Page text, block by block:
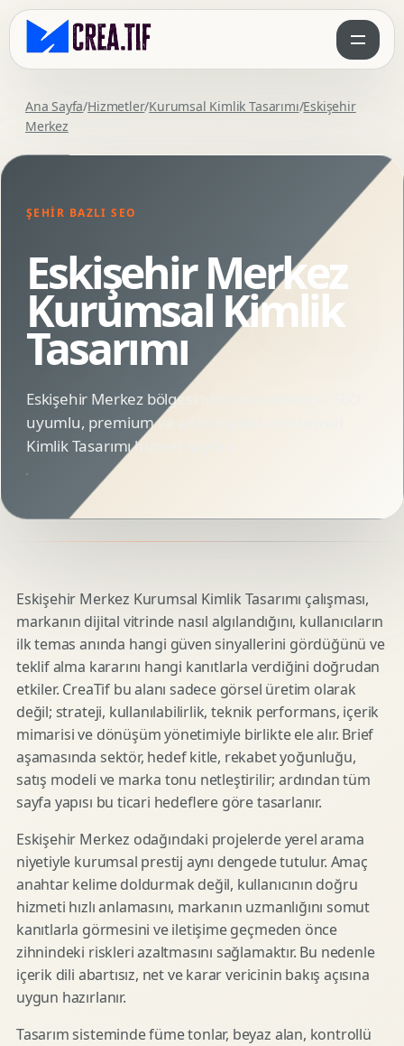
Ana Sayfa/Hizmetler/Kurumsal Kimlik Tasarımı/Eskişehir
Merkez
ŞEHIR BAZLI SEO
Eskişehir Merkez
Kurumsal Kimlik
Tasarımı
Eskişehir Merkez bölgesindeki markalar için SEO
uyumlu, premium ve animasyonlu Kurumsal
Kimlik Tasarımı hizmet sayfası.
Eskişehir Merkez Kurumsal Kimlik Tasarımı çalışması,
markanın dijital vitrinde nasıl algılandığını, kullanıcıların
ilk temas anında hangi güven sinyallerini gördüğünü ve
teklif alma kararını hangi kanıtlarla verdiğini doğrudan
etkiler. CreaTif bu alanı sadece görsel üretim olarak
değil; strateji, kullanılabilirlik, teknik performans, içerik
mimarisi ve dönüşüm yönetimiyle birlikte ele alır. Brief
aşamasında sektör, hedef kitle, rekabet yoğunluğu,
satış modeli ve marka tonu netleştirilir; ardından tüm
sayfa yapısı bu ticari hedeflere göre tasarlanır.
Eskişehir Merkez odağındaki projelerde yerel arama
niyetiyle kurumsal prestij aynı dengede tutulur. Amaç
anahtar kelime doldurmak değil, kullanıcının doğru
hizmeti hızlı anlamasını, markanın uzmanlığını somut
kanıtlarla görmesini ve iletişime geçmeden önce
zihnindeki riskleri azaltmasını sağlamaktır. Bu nedenle
içerik dili abartısız, net ve karar vericinin bakış açısına
uygun hazırlanır.
Tasarım sisteminde füme tonlar, beyaz alan, kontrollü